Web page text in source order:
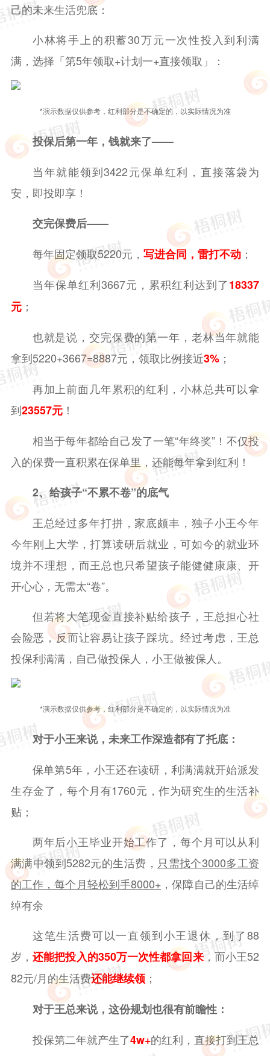
己的未来生活兜底：
小林将手上的积蓄30万元一次性投入到利满
满，选择「第5年领取+计划一+直接领取」：
*演示数据仅供参考，红利部分是不确定的，以实际情况为准
投保后第一年，钱就来了——
当年就能领到3422元保单红利，直接落袋为
安，即投即享！
交完保费后——
每年固定领取5220元， 写进合同，雷打不动；
当年保单红利3667元，累积红利达到了18337
元；
也就是说，交完保费的第一年，老林当年就能
拿到5220+3667=8887元，领取比例接近3%；
再加上前面几年累积的红利，小林总共可以拿
到23557元！
相当于每年都给自己发了一笔“年终奖”！不仅投
入的保费一直积累在保单里，还能每年拿到红利！
2、给孩子“不累不卷”的底气
王总经过多年打拼，家底颇丰，独子小王今年
今年刚上大学，打算读研后就业，可如今的就业环
境并不理想，而王总也只希望孩子能健健康康、开
开心心，无需太“卷”。
但若将大笔现金直接补贴给孩子，王总担心社
会险恶，反而让容易让孩子踩坑。经过考虑，王总
投保利满满，自己做投保人，小王做被保人。
*演示数据仅供参考，红利部分是不确定的，以实际情况为准
对于小王来说，未来工作深造都有了托底：
保单第5年，小王还在读研，利满满就开始派发
生存金了，每个月有1760元，作为研究生的生活补
贴；
两年后小王毕业开始工作了，每个月可以从利
满满中领到5282元的生活费， 只需找个3000多工资
的工作，每个月轻松到手8000+ ，保障自己的生活绰
绰有余
这笔生活费可以一直领到小王退休，到了88
岁，还能把投入的350万一次性都拿回来，而小王52
82元/月的生活费还能继续领；
对于王总来说，这份规划也很有前瞻性：
投保第二年就产生了4w+的红利，直接打到王总